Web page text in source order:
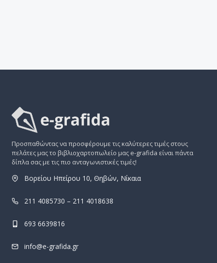
Προσπαθώντας να προσφέρουμε τις καλύτερες τιμές στους
πελάτες μας το βιβλιοχαρτοπωλείο μας e-grafida είναι πάντα
δίπλα σας με τις πιο ανταγωνιστικές τιμές!
Βορείου Ηπείρου 10, Θηβών, Νίκαια
211 4085730 – 211 4018638
693 6639816
info@e-grafida.gr